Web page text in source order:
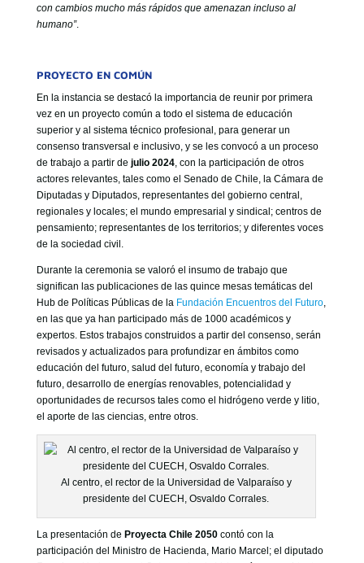
con cambios mucho más rápidos que amenazan incluso al
humano”.
PROYECTO EN COMÚN
En la instancia se destacó la importancia de reunir por primera
vez en un proyecto común a todo el sistema de educación
superior y al sistema técnico profesional, para generar un
consenso transversal e inclusivo, y se les convocó a un proceso
de trabajo a partir de julio 2024, con la participación de otros
actores relevantes, tales como el Senado de Chile, la Cámara de
Diputadas y Diputados, representantes del gobierno central,
regionales y locales; el mundo empresarial y sindical; centros de
pensamiento; representantes de los territorios; y diferentes voces
de la sociedad civil.
Durante la ceremonia se valoró el insumo de trabajo que
significan las publicaciones de las quince mesas temáticas del
Hub de Políticas Públicas de la Fundación Encuentros del Futuro,
en las que ya han participado más de 1000 académicos y
expertos. Estos trabajos construidos a partir del consenso, serán
revisados y actualizados para profundizar en ámbitos como
educación del futuro, salud del futuro, economía y trabajo del
futuro, desarrollo de energías renovables, potencialidad y
oportunidades de recursos tales como el hidrógeno verde y litio,
el aporte de las ciencias, entre otros.
Al centro, el rector de la Universidad de Valparaíso y
presidente del CUECH, Osvaldo Corrales.
La presentación de Proyecta Chile 2050contó con la
participación del Ministro de Hacienda, Mario Marcel; el diputado